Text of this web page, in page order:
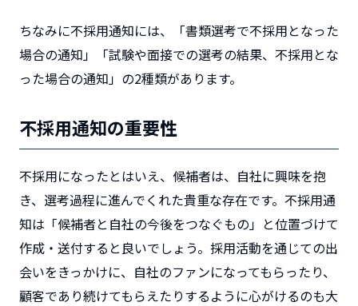
ちなみに不採用通知には、「書類選考で不採用となった
場合の通知」「試験や面接での選考の結果、不採用とな
った場合の通知」の2種類があります。
不採用通知の重要性
不採用になったとはいえ、候補者は、自社に興味を抱
き、選考過程に進んでくれた貴重な存在です。不採用通
知は「候補者と自社の今後をつなぐもの」と位置づけて
作成・送付すると良いでしょう。採用活動を通じての出
会いをきっかけに、自社のファンになってもらったり、
顧客であり続けてもらえたりするように心がけるのも大